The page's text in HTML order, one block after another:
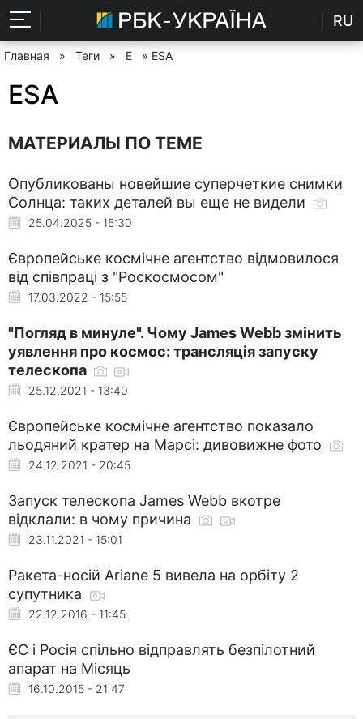
RU
Главная » Теги » E » ESA
ESA
МАТЕРИАЛЫ ПО ТЕМЕ
Опубликованы новейшие суперчеткие снимки
Солнца: таких деталей вы еще не видели
25.04.2025 - 15:30
Європейське космічне агентство відмовилося
від співпраці з "Роскосмосом"
17.03.2022 - 15:55
"Погляд в минуле". Чому James Webb змінить
уявлення про космос: трансляція запуску
телескопа
25.12.2021 - 13:40
Європейське космічне агентство показало
льодяний кратер на Марсі: дивовижне фото
24.12.2021 - 20:45
Запуск телескопа James Webb вкотре
відклали: в чому причина
23.11.2021 - 15:01
Ракета-носій Ariane 5 вивела на орбіту 2
супутника
22.12.2016 - 11:45
ЄС і Росія спільно відправлять безпілотний
апарат на Місяць
16.10.2015 - 21:47